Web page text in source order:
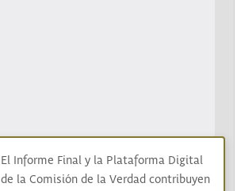
El Informe Final y la Plataforma Digital
de la Comisión de la Verdad contribuyen